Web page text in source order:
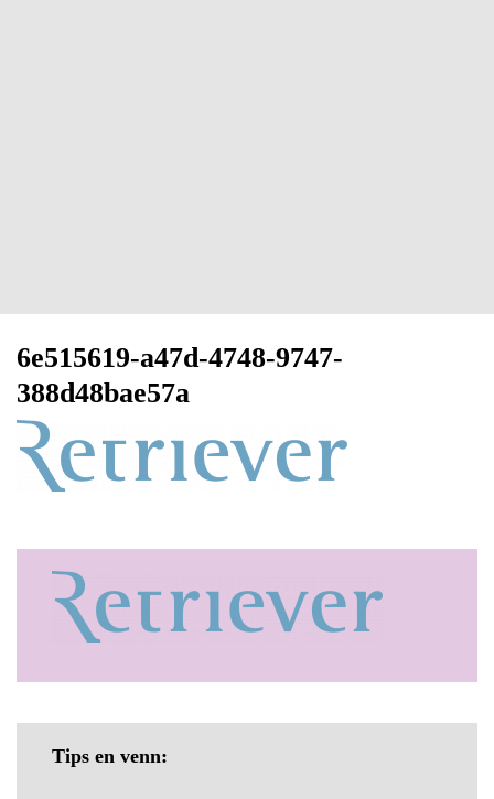
6e515619-a47d-4748-9747-
388d48bae57a
Tips en venn: